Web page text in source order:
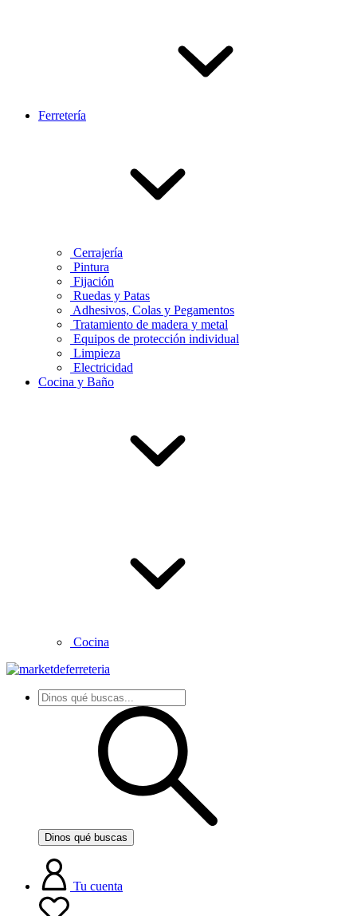
Ferretería
Cerrajería
Pintura
Fijación
Ruedas y Patas
Adhesivos, Colas y Pegamentos
Tratamiento de madera y metal
Equipos de protección individual
Limpieza
Electricidad
Cocina y Baño
Cocina
Dinos qué buscas
Tu cuenta